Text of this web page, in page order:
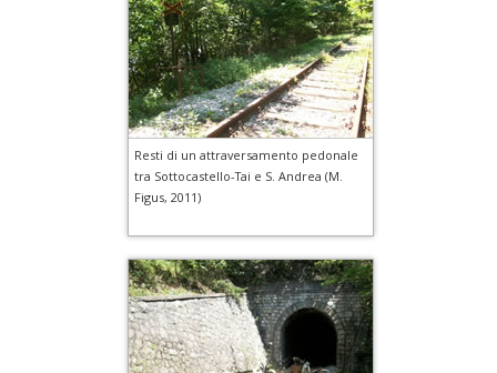
Resti di un attraversamento pedonale
tra Sottocastello-Tai e S. Andrea (M.
Figus, 2011)